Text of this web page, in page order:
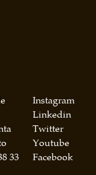
33
Instagram
Linkedin
Twitter
Youtube
Facebook